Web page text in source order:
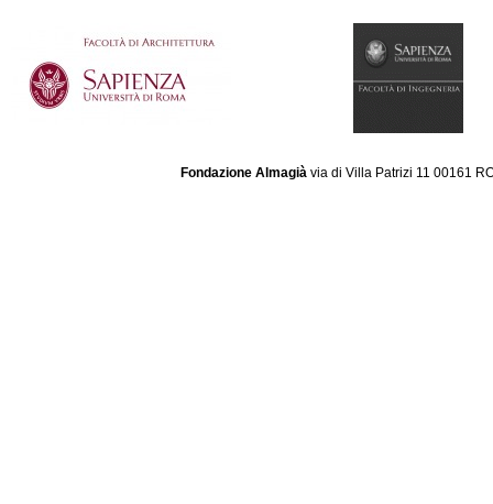
Fondazione Almagiàvia di Villa Patrizi 11 00161